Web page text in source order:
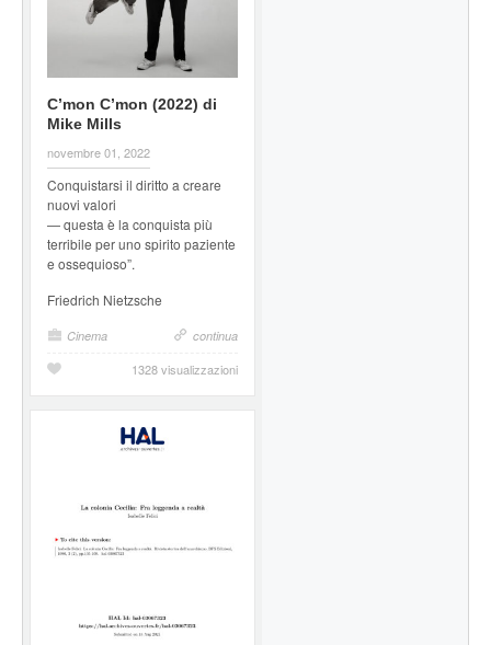
C’mon C’mon (2022) di
Mike Mills
novembre 01, 2022
Conquistarsi il diritto a creare
nuovi valori
— questa è la conquista più
terribile per uno spirito paziente
e ossequioso”.
Friedrich Nietzsche
Cinema continua
1328 visualizzazioni